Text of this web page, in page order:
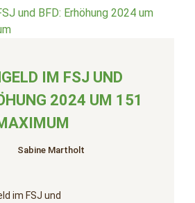
IM FSJ UND
2024 UM 151
Sabine Martholt
im FSJ und